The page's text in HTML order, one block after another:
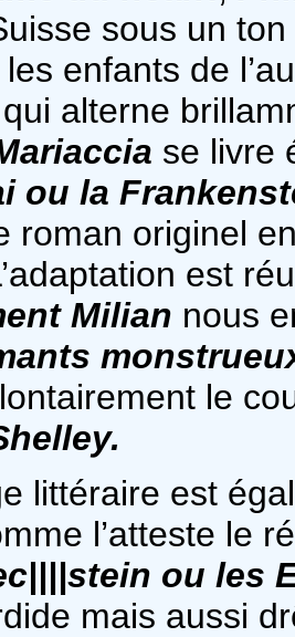
sous un
enfants de
alterne
se livre
ou la
roman originel
est
Milian nous
le
littéraire est
l’atteste le
ou les
mais aussi